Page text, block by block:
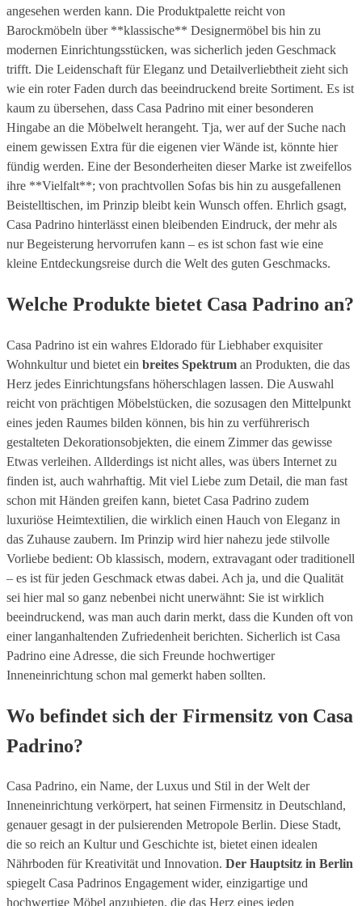
angesehen werden kann. Die Produktpalette reicht von
Barockmöbeln über **klassische** Designermöbel bis hin zu
modernen Einrichtungsstücken, was sicherlich jeden Geschmack
trifft. Die Leidenschaft für Eleganz und Detailverliebtheit zieht sich
wie ein roter Faden durch das beeindruckend breite Sortiment. Es ist
kaum zu übersehen, dass Casa Padrino mit einer besonderen
Hingabe an die Möbelwelt herangeht. Tja, wer auf der Suche nach
einem gewissen Extra für die eigenen vier Wände ist, könnte hier
fündig werden. Eine der Besonderheiten dieser Marke ist zweifellos
ihre **Vielfalt**; von prachtvollen Sofas bis hin zu ausgefallenen
Beistelltischen, im Prinzip bleibt kein Wunsch offen. Ehrlich gsagt,
Casa Padrino hinterlässt einen bleibenden Eindruck, der mehr als
nur Begeisterung hervorrufen kann – es ist schon fast wie eine
kleine Entdeckungsreise durch die Welt des guten Geschmacks.
Welche Produkte bietet Casa Padrino an?
Casa Padrino ist ein wahres Eldorado für Liebhaber exquisiter
Wohnkultur und bietet ein breites Spektrum an Produkten, die das
Herz jedes Einrichtungsfans höherschlagen lassen. Die Auswahl
reicht von prächtigen Möbelstücken, die sozusagen den Mittelpunkt
eines jeden Raumes bilden können, bis hin zu verführerisch
gestalteten Dekorationsobjekten, die einem Zimmer das gewisse
Etwas verleihen. Allderdings ist nicht alles, was übers Internet zu
finden ist, auch wahrhaftig. Mit viel Liebe zum Detail, die man fast
schon mit Händen greifen kann, bietet Casa Padrino zudem
luxuriöse Heimtextilien, die wirklich einen Hauch von Eleganz in
das Zuhause zaubern. Im Prinzip wird hier nahezu jede stilvolle
Vorliebe bedient: Ob klassisch, modern, extravagant oder traditionell
– es ist für jeden Geschmack etwas dabei. Ach ja, und die Qualität
sei hier mal so ganz nebenbei nicht unerwähnt: Sie ist wirklich
beeindruckend, was man auch darin merkt, dass die Kunden oft von
einer langanhaltenden Zufriedenheit berichten. Sicherlich ist Casa
Padrino eine Adresse, die sich Freunde hochwertiger
Inneneinrichtung schon mal gemerkt haben sollten.
Wo befindet sich der Firmensitz von Casa
Padrino?
Casa Padrino, ein Name, der Luxus und Stil in der Welt der
Inneneinrichtung verkörpert, hat seinen Firmensitz in Deutschland,
genauer gesagt in der pulsierenden Metropole Berlin. Diese Stadt,
die so reich an Kultur und Geschichte ist, bietet einen idealen
Nährboden für Kreativität und Innovation. Der Hauptsitz in Berlin
spiegelt Casa Padrinos Engagement wider, einzigartige und
hochwertige Möbel anzubieten, die das Herz eines jeden